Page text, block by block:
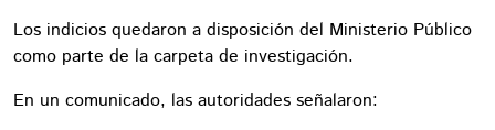
Los indicios quedaron a disposición del Ministerio Público
como parte de la carpeta de investigación.
En un comunicado, las autoridades señalaron: